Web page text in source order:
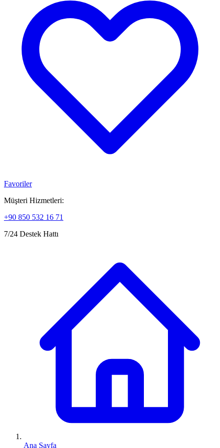
Favoriler
Müşteri Hizmetleri:
+90 850 532 16 71
7/24 Destek Hattı
Ana Sayfa